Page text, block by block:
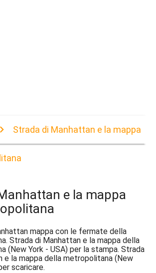
Strada di Manhattan e la mappa
e la mappa
mappa con le fermate della
Strada di Manhattan e la mappa della
(New York - USA) per la stampa. Strada
e la mappa della metropolitana (New
scaricare.